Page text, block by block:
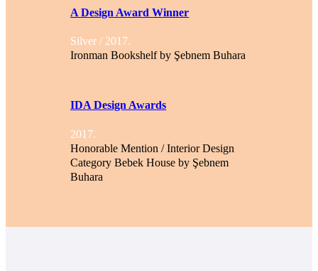
A Design Award Winner
Silver / 2017.
Ironman Bookshelf by Şebnem Buhara
IDA Design Awards
2017.
Honorable Mention / Interior Design
Category Bebek House by Şebnem
Buhara